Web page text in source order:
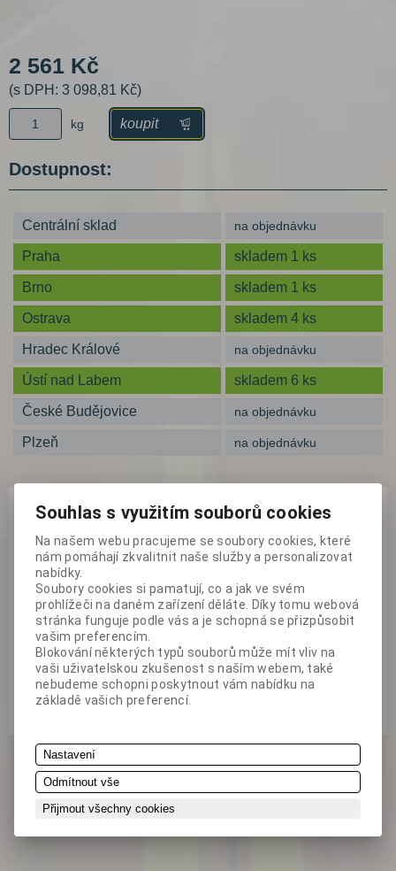
2 561 Kč
(s DPH: 3 098,81 Kč)
kg koupit
Dostupnost:
Centrální sklad na objednávku
Praha skladem 1 ks
Brno skladem 1 ks
Ostrava skladem 4 ks
Hradec Králové na objednávku
Ústí nad Labem skladem 6 ks
České Budějovice na objednávku
Plzeň na objednávku
Souhlas s využitím souborů cookies
Na našem webu pracujeme se soubory cookies, které
nám pomáhají zkvalitnit naše služby a personalizovat
nabídky.
Soubory cookies si pamatují, co a jak ve svém
prohlížeči na daném zařízení děláte. Díky tomu webová
stránka funguje podle vás a je schopná se přizpůsobit
vašim preferencím.
Blokování některých typů souborů může mít vliv na
vaši uživatelskou zkušenost s naším webem, také
nebudeme schopni poskytnout vám nabídku na
základě vašich preferencí.
Nastavení
Odmítnout vše
Přijmout všechny cookies